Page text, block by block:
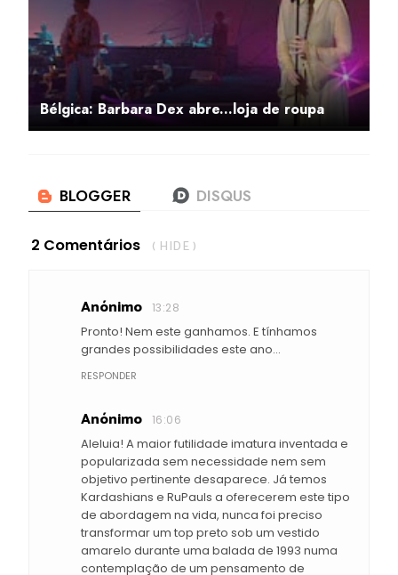
Bélgica: Barbara Dex abre...loja de roupa
2 Comentários ( HIDE )
Anónimo 13:28
Pronto! Nem este ganhamos. E tínhamos
grandes possibilidades este ano...
RESPONDER
Anónimo 16:06
Aleluia! A maior futilidade imatura inventada e
popularizada sem necessidade nem sem
objetivo pertinente desaparece. Já temos
Kardashians e RuPauls a oferecerem este tipo
de abordagem na vida, nunca foi preciso
transformar um top preto sob um vestido
amarelo durante uma balada de 1993 numa
contemplação de um pensamento de